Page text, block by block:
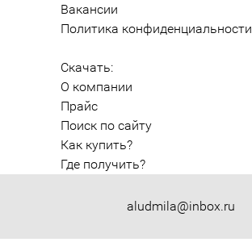
aludmila@inbox.ru
Вакансии
Политика конфиденциальности
Скачать:
О компании
Прайс
Поиск по сайту
Как купить?
Где получить?